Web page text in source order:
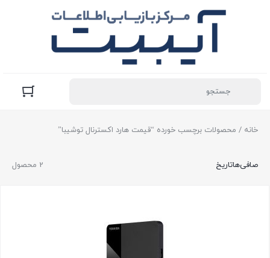
خانه / محصولات برچسب خورده “قیمت هارد اکسترنال توشیبا”
2 محصول صافی‌هاتاریخ